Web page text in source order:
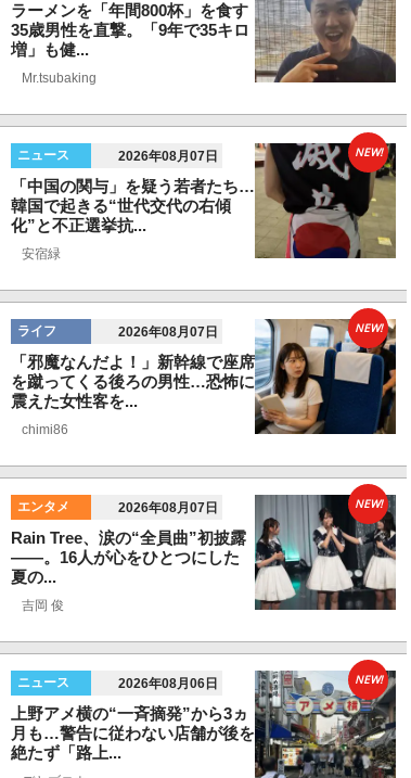
ラーメンを「年間800杯」を食す
35歳男性を直撃。「9年で35キロ
増」も健...
Mr.tsubaking
ニュース 2026年08月07日
「中国の関与」を疑う若者たち…
韓国で起きる“世代交代の右傾
化”と不正選挙抗...
安宿緑
NEW!
ライフ 2026年08月07日
「邪魔なんだよ！」新幹線で座席
を蹴ってくる後ろの男性…恐怖に
震えた女性客を...
chimi86
NEW!
エンタメ 2026年08月07日
Rain Tree、涙の“全員曲”初披露
――。16人が心をひとつにした
夏の...
吉岡 俊
NEW!
ニュース 2026年08月06日
上野アメ横の“一斉摘発”から3ヵ
月も…警告に従わない店舗が後を
絶たず「路上...
NEW!